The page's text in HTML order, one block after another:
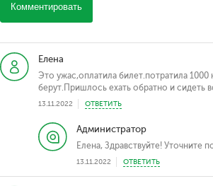
Комментировать
Елена
Это ужас,оплатила билет.потратила 1000
берут.Пришлось ехать обратно и сидеть
13.11.2022 ОТВЕТИТЬ
Администратор
Елена, Здравствуйте! Уточните
13.11.2022 ОТВЕТИТЬ